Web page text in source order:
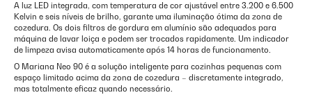
A luz LED integrada, com temperatura de cor ajustável entre 3.200 e 6.500
Kelvin e seis níveis de brilho, garante uma iluminação ótima da zona de
cozedura. Os dois filtros de gordura em alumínio são adequados para
máquina de lavar loiça e podem ser trocados rapidamente. Um indicador
de limpeza avisa automaticamente após 14 horas de funcionamento.
O Mariana Neo 90 é a solução inteligente para cozinhas pequenas com
espaço limitado acima da zona de cozedura – discretamente integrado,
mas totalmente eficaz quando necessário.